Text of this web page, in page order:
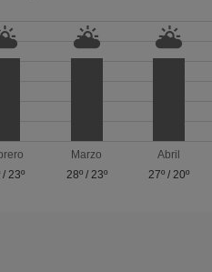
/ 23º
Marzo
28º/ 23º
Abril
27º / 20º